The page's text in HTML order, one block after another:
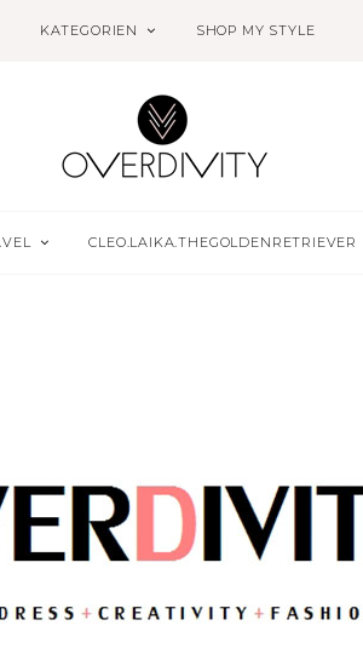
KATEGORIEN SHOP MY STYLE
CLEO.LAIKA.THEGOLDENRETRIEVER